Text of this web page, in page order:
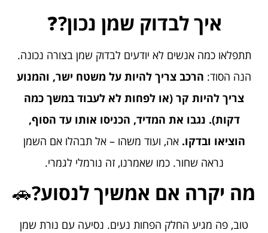
איך לבדוק שמן נכון?❓
תתפלאו כמה אנשים לא יודעים לבדוק שמן בצורה נכונה.
הנה הסוד: הרכב צריך להיות על משטח ישר, והמנוע
צריך להיות קר (או לפחות לא לעבוד במשך כמה
דקות). נגבו את המדיד, הכניסו אותו עד הסוף,
הוציאו ובדקו. אה, ועוד משהו – אל תבהלו אם השמן
נראה שחור. כמו שאמרנו, זה נורמלי לגמרי.
מה יקרה אם אמשיך לנסוע?🚗
טוב, פה מגיע החלק הפחות נעים. נסיעה עם נורת שמן